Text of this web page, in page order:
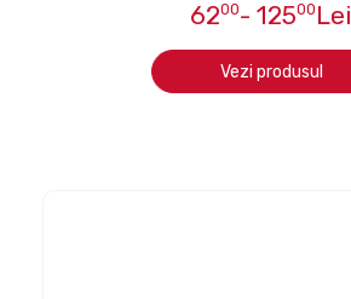
6200- 12500 Lei
Vezi produsul